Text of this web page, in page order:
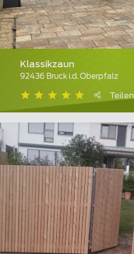
Klassikzaun
92436 Bruck i.d. Oberpfalz
Teilen